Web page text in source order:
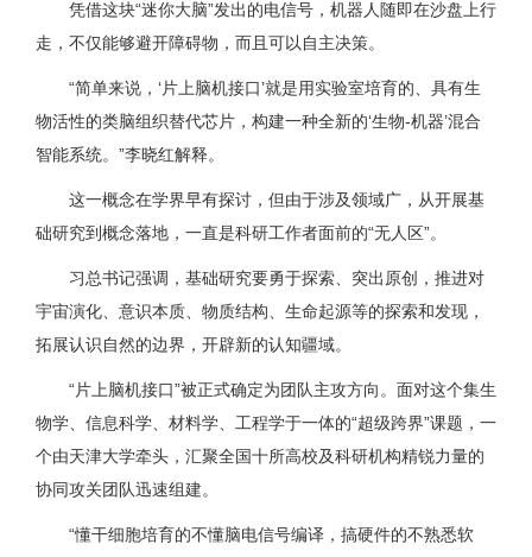
凭借这块“迷你大脑”发出的电信号，机器人随即在沙盘上行
走，不仅能够避开障碍物，而且可以自主决策。
“简单来说，‘片上脑机接口’就是用实验室培育的、具有生
物活性的类脑组织替代芯片，构建一种全新的‘生物-机器’混合
智能系统。”李晓红解释。
这一概念在学界早有探讨，但由于涉及领域广，从开展基
础研究到概念落地，一直是科研工作者面前的“无人区”。
习总书记强调，基础研究要勇于探索、突出原创，推进对
宇宙演化、意识本质、物质结构、生命起源等的探索和发现，
拓展认识自然的边界，开辟新的认知疆域。
“片上脑机接口”被正式确定为团队主攻方向。面对这个集生
物学、信息科学、材料学、工程学于一体的“超级跨界”课题，一
个由天津大学牵头，汇聚全国十所高校及科研机构精锐力量的
协同攻关团队迅速组建。
“懂干细胞培育的不懂脑电信号编译，搞硬件的不熟悉软